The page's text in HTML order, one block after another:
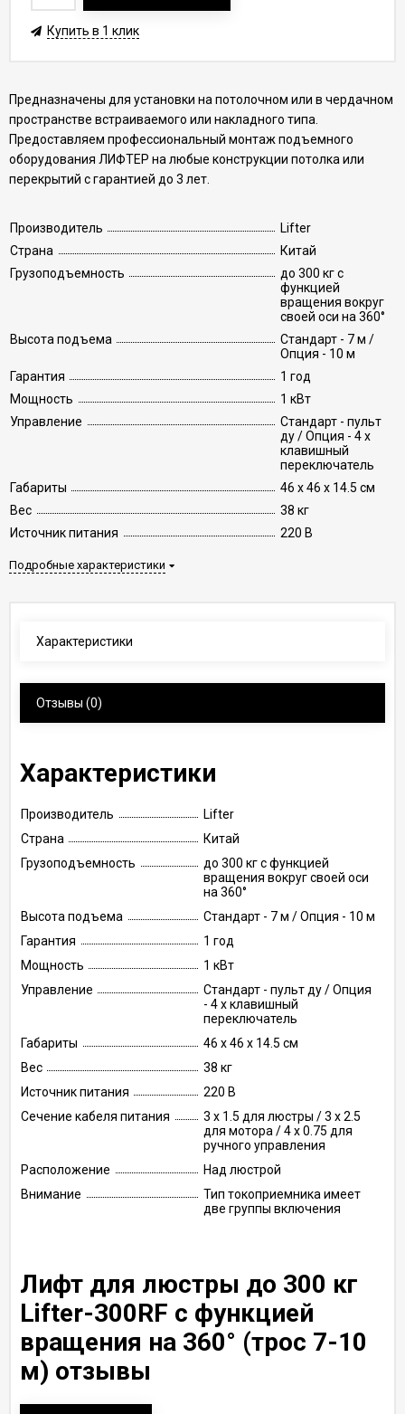
Предназначены для установки на потолочном или в чердачном
пространстве встраиваемого или накладного типа.
Предоставляем профессиональный монтаж подъемного
оборудования ЛИФТЕР на любые конструкции потолка или
перекрытий с гарантией до 3 лет.
Производитель
Lifter
Страна
Китай
Грузоподъемность
до 300 кг с
функцией
вращения вокруг
своей оси на 360°
Высота подъема
Стандарт - 7 м /
Опция - 10 м
Гарантия
1 год
Мощность
1 кВт
Управление
Стандарт - пульт
ду / Опция - 4 х
клавишный
переключатель
Габариты
46 х 46 х 14.5 см
Вес
38 кг
Источник питания
220 В
Подробные характеристики
Купить в 1 клик
Характеристики
Отзывы (0)
Характеристики
Производитель
Lifter
Страна
Китай
Грузоподъемность
до 300 кг с функцией
вращения вокруг своей оси
на 360°
Высота подъема
Стандарт - 7 м / Опция - 10 м
Гарантия
1 год
Мощность
1 кВт
Управление
Стандарт - пульт ду / Опция
- 4 х клавишный
переключатель
Габариты
46 х 46 х 14.5 см
Вес
38 кг
Источник питания
220 В
Сечение кабеля питания
3 х 1.5 для люстры / 3 х 2.5
для мотора / 4 х 0.75 для
ручного управления
Расположение
Над люстрой
Внимание
Тип токоприемника имеет
две группы включения
Лифт для люстры до 300 кг
Lifter-300RF с функцией
вращения на 360° (трос 7-10
м) отзывы